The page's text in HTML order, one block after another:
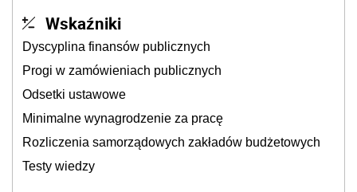
Wskaźniki
Dyscyplina finansów publicznych
Progi w zamówieniach publicznych
Odsetki ustawowe
Minimalne wynagrodzenie za pracę
Rozliczenia samorządowych zakładów budżetowych
Testy wiedzy